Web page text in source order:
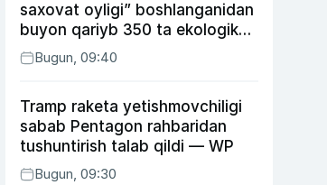
saxovat oyligi” boshlanganidan
buyon qariyb 350 ta ekologik
huquqbuzarlik aniqlandi
Bugun, 09:40
Tramp raketa yetishmovchiligi
sabab Pentagon rahbaridan
tushuntirish talab qildi — WP
Bugun, 09:30